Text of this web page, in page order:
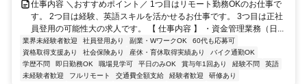
仕事内容 ＼おすすめポイント／ 1つ目はリモート勤務OKのお仕事で
す。 2つ目は経験、英語スキルを活かせるお仕事です。 3つ目は正社
員登用の可能性大の求人です。 【 仕事内容 】 ・資金管理業務（日...
業界未経験者歓迎 社員登用あり 副業・WワークOK
60代も応募可
資格取得支援あり
社会保険あり 産休・育休取得実績あり
バイク通勤OK
学歴不問
即日勤務OK 職場見学可 平日のみOK 賞与年1回あり 経験不問
英語
未経験者歓迎
フルリモート 交通費全額支給 経験者歓迎 研修あり